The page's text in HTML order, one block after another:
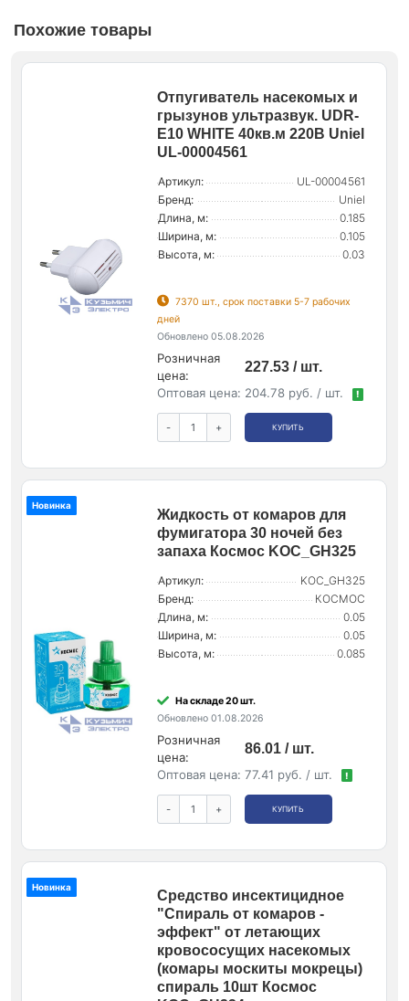
Похожие товары
Отпугиватель насекомых и
грызунов ультразвук. UDR-
E10 WHITE 40кв.м 220В Uniel
UL-00004561
Артикул:
UL-00004561
Бренд:
Uniel
Длина, м:
0.185
Ширина, м:
0.105
Высота, м:
0.03
7370 шт., срок поставки 5-7 рабочих
дней
Обновлено 05.08.2026
Розничная
цена:
227.53 / шт.
Оптовая цена: 204.78 руб. / шт. !
- + КУПИТЬ
Новинка
Жидкость от комаров для
фумигатора 30 ночей без
запаха Космос KOC_GH325
Артикул:
KOC_GH325
Бренд:
КОСМОС
Длина, м:
0.05
Ширина, м:
0.05
Высота, м:
0.085
На складе 20 шт.
Обновлено 01.08.2026
Розничная
цена:
86.01 / шт.
Оптовая цена: 77.41 руб. / шт. !
- + КУПИТЬ
Новинка
Средство инсектицидное
"Спираль от комаров -
эффект" от летающих
кровососущих насекомых
(комары москиты мокрецы)
спираль 10шт Космос